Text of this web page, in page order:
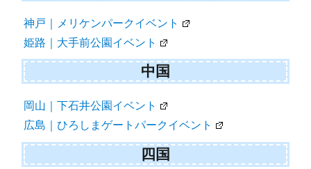
神戸｜メリケンパークイベント
姫路｜大手前公園イベント
中国
岡山｜下石井公園イベント
広島｜ひろしまゲートパークイベント
四国